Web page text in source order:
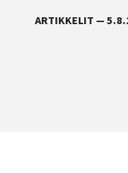
ARTIKKELIT —